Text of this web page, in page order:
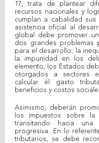
17, trata de plantear
recursos nacionales y
cumplan a cabalidad
asistencia oficial al
global debe promover
dos grandes problemas
para el desarrollo: la
la impunidad en los
elemento, los Estados
otorgados a sectores
calcular el gasto
beneficios y costos
Asimismo, deberán
los impuestos sobre
transitando hacia una
progresiva. En lo
tributarios, se debe